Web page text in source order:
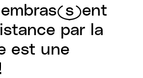
par la
est une